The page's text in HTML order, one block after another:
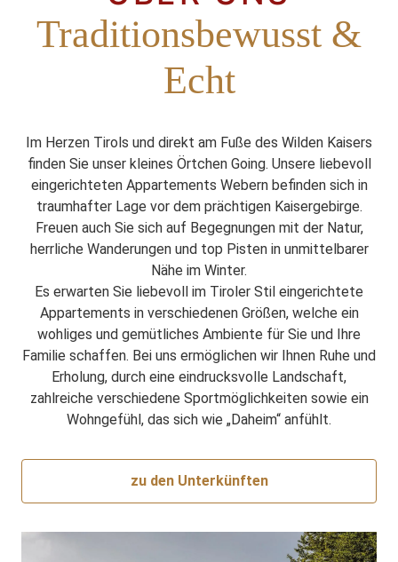
Traditionsbewusst &
Echt
Im Herzen Tirols und direkt am Fuße des Wilden Kaisers
finden Sie unser kleines Örtchen Going. Unsere liebevoll
eingerichteten Appartements Webern befinden sich in
traumhafter Lage vor dem prächtigen Kaisergebirge.
Freuen auch Sie sich auf Begegnungen mit der Natur,
herrliche Wanderungen und top Pisten in unmittelbarer
Nähe im Winter.
Es erwarten Sie liebevoll im Tiroler Stil eingerichtete
Appartements in verschiedenen Größen, welche ein
wohliges und gemütliches Ambiente für Sie und Ihre
Familie schaffen. Bei uns ermöglichen wir Ihnen Ruhe und
Erholung, durch eine eindrucksvolle Landschaft,
zahlreiche verschiedene Sportmöglichkeiten sowie ein
Wohngefühl, das sich wie „Daheim“ anfühlt.
zu den Unterkünften